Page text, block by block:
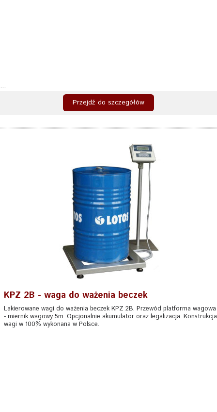
...
Przejdź do szczegółów
KPZ 2B - waga do ważenia beczek
Lakierowane wagi do ważenia beczek KPZ 2B. Przewód platforma wagowa
- miernik wagowy 5m. Opcjonalnie akumulator oraz legalizacja. Konstrukcja
wagi w 100% wykonana w Polsce.